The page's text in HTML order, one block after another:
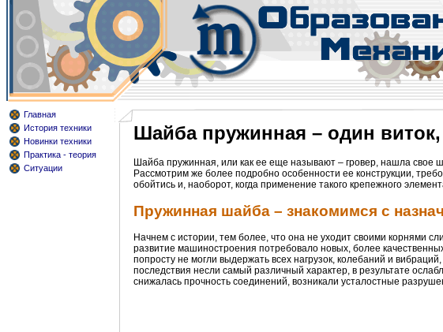
Главная
История техники
Новинки техники
Практика - теория
Ситуации
Шайба пружинная – один
Шайба пружинная, или как ее еще называют – гровер, нашла свое
Рассмотрим же более подробно особенности ее конструкции,
обойтись и, наоборот, когда применение такого крепежного
Пружинная шайба – знакомимся с
Начнем с истории, тем более, что она не уходит своими корнями
развитие машиностроения потребовало новых, более
попросту не могли выдержать всех нагрузок, колебаний и
последствия несли самый различный характер, в результате
снижалась прочность соединений, возникали усталостные